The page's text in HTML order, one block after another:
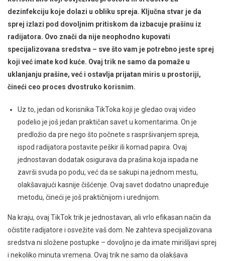
dezinfekciju koje dolazi u obliku spreja. Ključna stvar je da
sprej izlazi pod dovoljnim pritiskom da izbacuje prašinu iz
radijatora. Ovo znači da nije neophodno kupovati
specijalizovana sredstva – sve što vam je potrebno jeste sprej
koji već imate kod kuće. Ovaj trik ne samo da pomaže u
uklanjanju prašine, već i ostavlja prijatan miris u prostoriji,
čineći ceo proces dvostruko korisnim.
Uz to, jedan od korisnika TikToka koji je gledao ovaj video
podelio je još jedan praktičan savet u komentarima. On je
predložio da pre nego što počnete s raspršivanjem spreja,
ispod radijatora postavite peškir ili komad papira. Ovaj
jednostavan dodatak osigurava da prašina koja ispada ne
završi svuda po podu, već da se sakupi na jednom mestu,
olakšavajući kasnije čišćenje. Ovaj savet dodatno unapređuje
metodu, čineći je još praktičnijom i urednijom.
Na kraju, ovaj TikTok trik je jednostavan, ali vrlo efikasan način da
očistite radijatore i osvežite vaš dom. Ne zahteva specijalizovana
sredstva ni složene postupke – dovoljno je da imate mirišljavi sprej
i nekoliko minuta vremena. Ovaj trik ne samo da olakšava